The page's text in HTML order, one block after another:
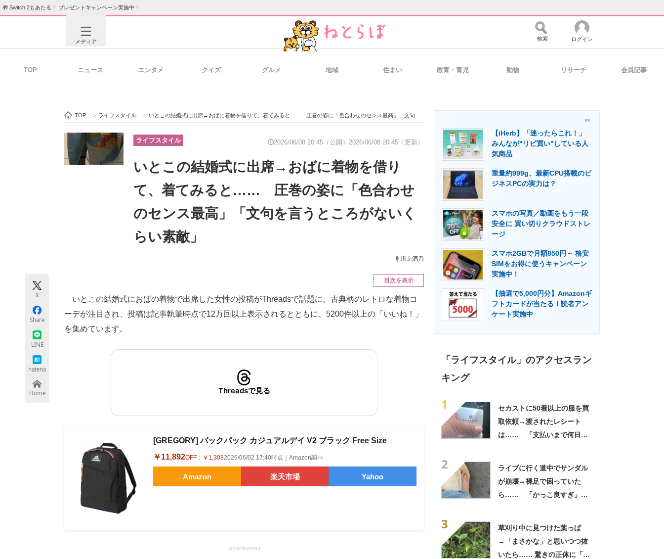
🎁 Switch 2もあたる！ プレゼントキャンペーン実施中！
メディア
ビジネスと働き方のヒント 経営リーダーのコミュニティ マーケ×ITの今がよく分かる
製造業のIT導入・活用を支援
エネルギーの専門メディア 建設×テクノロジーの最前線
検索 ログイン
TOP ニュース エンタメ クイズ グルメ 地域 住まい 教育・育児 動物 リサーチ 会員記事
TOP > ライフスタイル > いとこの結婚式に出席→おばに着物を借りて、着てみると…… 圧巻の姿に「色合わせのセンス最高」「文句を言うところがないくらい素敵」
ライフスタイル 2026/06/08 20:45（公開） 2026/06/08 20:45（更新）
いとこの結婚式に出席→おばに着物を借り
て、着てみると…… 圧巻の姿に「色合わせ
のセンス最高」「文句を言うところがないく
らい素敵」
川上酒乃
X
Share
LINE
hatena
Home
目次を表示
いとこの結婚式におばの着物で出席した女性の投稿がThreadsで話題に。古典柄のレトロな着物コ
ーデが注目され、投稿は記事執筆時点で12万回以上表示されるとともに、5200件以上の「いいね！」
を集めています。
Threadsで見る
[GREGORY] バックパック カジュアルデイ V2 ブラック Free Size
￥11,892OFF： ￥1,3082026/06/02 17:40時点｜Amazon調べ
Amazon 楽天市場 Yahoo
advertisement
- PR -
【iHerb】「迷ったらこれ！」
みんなが"リピ買い"している人
気商品
重量約999g、最新CPU搭載のビ
ジネスPCの実力は？
スマホの写真／動画をもう一段
安全に 買い切りクラウドストレ
ージ
スマホ2GBで月額850円～ 格安
SIMをお得に使うキャンペーン
実施中！
【抽選で5,000円分】Amazonギ
フトカードが当たる！読者アン
ケート実施中
「ライフスタイル」のアクセスラン
キング
1
セカストに50着以上の服を買
取依頼→渡されたレシート
は…… 「支払いまで何日か
2
ライブに行く道中でサンダル
が崩壊→裸足で困っていた
ら…… 「かっこ良すぎ」ま
3
草刈り中に見つけた葉っぱ
→「まさかな」と思いつつ抜
いたら…… 驚きの正体に「お